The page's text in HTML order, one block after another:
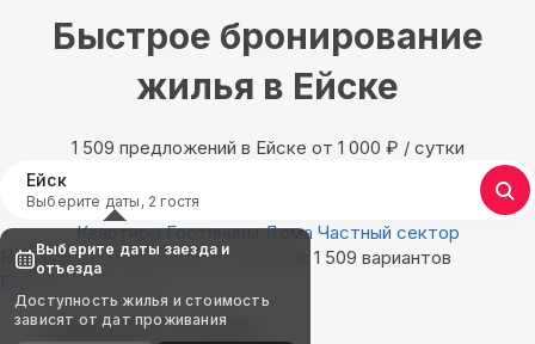
Быстрое бронирование
жилья в Ейске
1 509 предложений в Ейске oт 1 000 ₽ / сутки
Ейск
Выберите даты, 2 гостя
Квартиры Гостиницы Дома Частный сектор
Найдём, где остановиться в Ейске: 1 509 вариантов
Показать на карте
Выбирайте лучшее
Выберите даты заезда и
отъезда
Доступность жилья и стоимость
зависят от дат проживания